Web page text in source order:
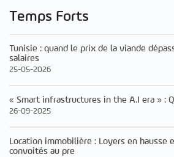
Temps Forts
Tunisie : quand le prix de la viande
salaires
25-05-2026
« Smart infrastructures in the A.I era » :
26-09-2025
Location immobilière : Loyers en hausse
convoités au pre